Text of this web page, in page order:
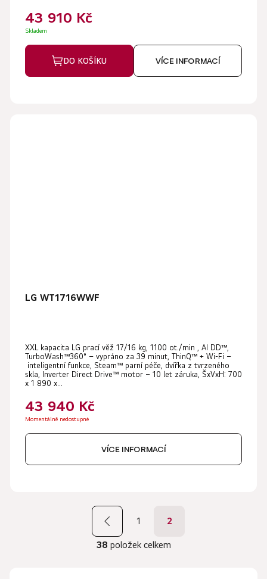
43 910 Kč
Skladem
DO KOŠÍKU VÍCE INFORMACÍ
LG WT1716WWF
XXL kapacita LG prací věž 17/16 kg, 1100 ot./min , AI DD™,
TurboWash™360° – vypráno za 39 minut, ThinQ™ + Wi-Fi –
inteligentní funkce, Steam™ parní péče, dvířka z tvrzeného
skla, Inverter Direct Drive™ motor – 10 let záruka, ŠxVxH: 700
x 1 890 x...
43 940 Kč
Momentálně nedostupné
VÍCE INFORMACÍ
v
t
á
1 2
38 položek celkem